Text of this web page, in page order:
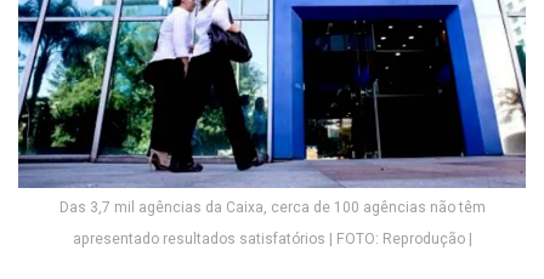
Das 3,7 mil agências da Caixa, cerca de 100 agências não têm
apresentado resultados satisfatórios | FOTO: Reprodução |